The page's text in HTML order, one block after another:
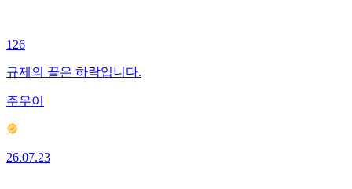
126
규제의 끝은 하락입니다.
주우이
26.07.23